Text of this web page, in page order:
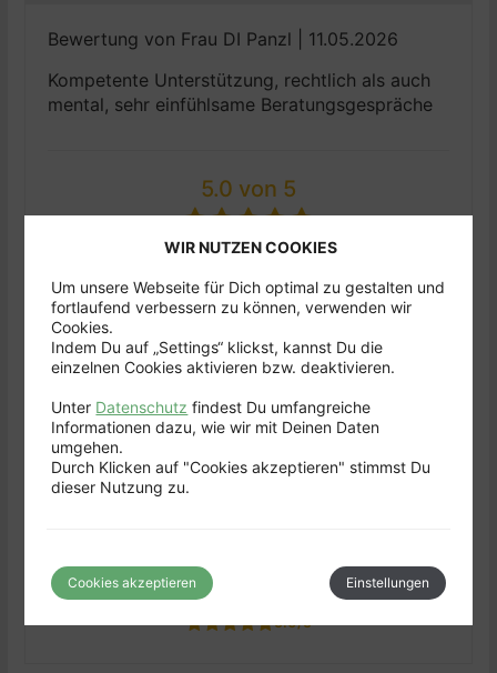
Bewertung von Frau DI Panzl | 11.05.2026
Kompetente Unterstützung, rechtlich als auch
mental, sehr einfühlsame Beratungsgespräche
5.0 von 5
SEHR GUT
Terminvereinbarung
5.0/5
Erstberatung
5.0/5
Umsetzung
Service Angebot
5.0/5
WIR NUTZEN COOKIES
Um unsere Webseite für Dich optimal zu gestalten und
fortlaufend verbessern zu können, verwenden wir
Cookies.
Indem Du auf „Settings“ klickst, kannst Du die
einzelnen Cookies aktivieren bzw. deaktivieren.
Unter Datenschutz findest Du umfangreiche
Informationen dazu, wie wir mit Deinen Daten
umgehen.
Durch Klicken auf "Cookies akzeptieren" stimmst Du
dieser Nutzung zu.
Cookies akzeptieren Einstellungen